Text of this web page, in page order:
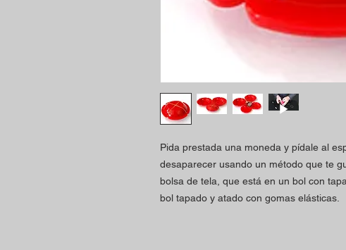
Pida prestada una moneda y pídale al
desaparecer usando un método que te
bolsa de tela, que está en un bol con
bol tapado y atado con gomas elásticas.